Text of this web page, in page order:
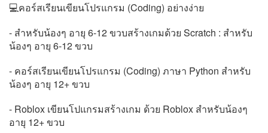
💻คอร์สเรียนเขียนโปรแกรม (Coding) อย่างง่าย
- สำหรับน้องๆ อายุ 6-12 ขวบสร้างเกมด้วย Scratch : สำหรับ
น้องๆ อายุ 6-12 ขวบ
- คอร์สเรียนเขียนโปรแกรม (Coding) ภาษา Python สำหรับ
น้องๆ อายุ 12+ ขวบ
- Roblox เขียนโปแกรมสร้างเกม ด้วย Roblox สำหรับน้องๆ
อายุ 12+ ขวบ